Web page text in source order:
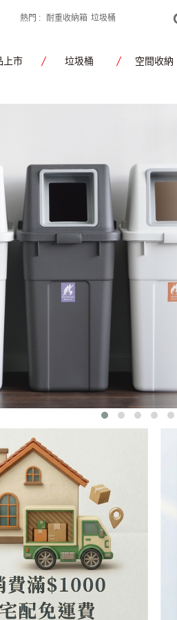
熱門 : 耐重收納箱 垃圾桶
上市 垃圾桶 空間收納